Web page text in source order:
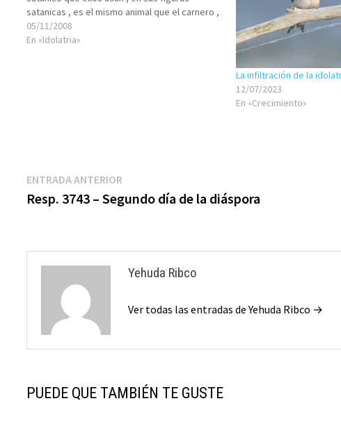
satanicas , es el mismo animal que el carnero ,
si es asi , o si no fuera , por que…
05/11/2008
En «Idolatria»
La infiltración de la
12/07/2023
En «Crecimiento»
Navegación
de
ENTRADA ANTERIOR
anterior:
Resp. 3743 – Segundo día de la diáspora
Yehuda Ribco
Ver todas las entradas de Yehuda Ribco →
PUEDE QUE TAMBIÉN TE GUSTE